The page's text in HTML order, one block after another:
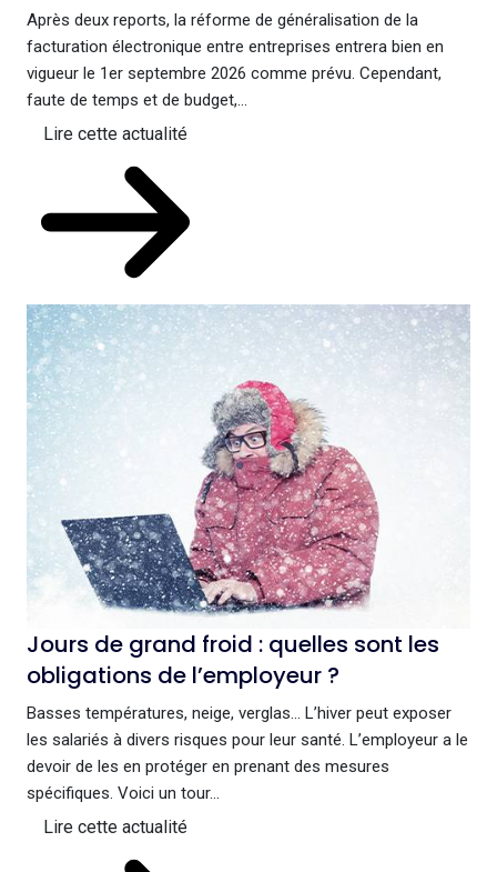
Après deux reports, la réforme de généralisation de la
facturation électronique entre entreprises entrera bien en
vigueur le 1er septembre 2026 comme prévu. Cependant,
faute de temps et de budget,...
Lire cette actualité
Jours de grand froid : quelles sont les
obligations de l’employeur ?
Basses températures, neige, verglas… L’hiver peut exposer
les salariés à divers risques pour leur santé. L’employeur a le
devoir de les en protéger en prenant des mesures
spécifiques. Voici un tour...
Lire cette actualité